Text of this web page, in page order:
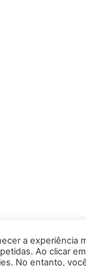
a experiência
Ao clicar
No entanto,